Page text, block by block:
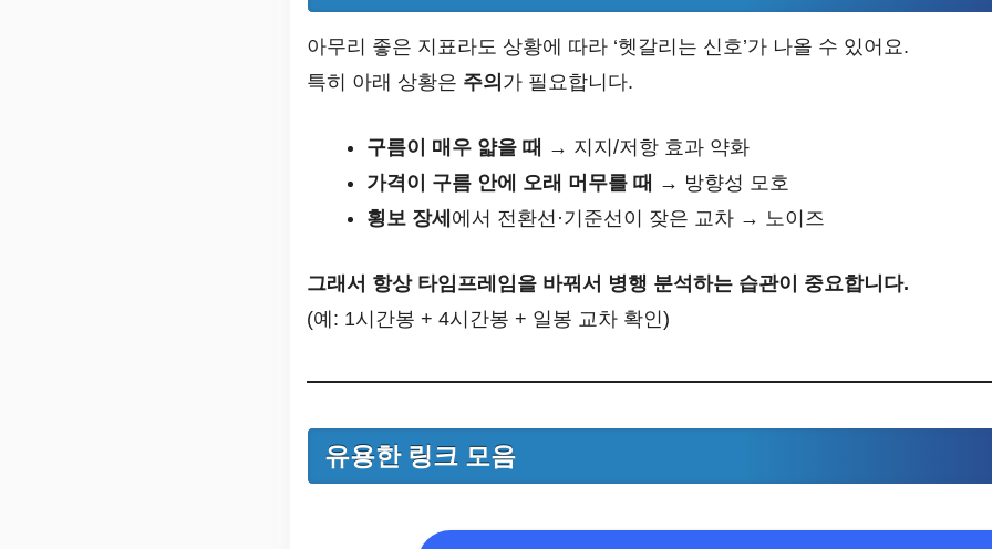
아무리 좋은 지표라도 상황에 따라 ‘헷갈리는 신호’가 나올 수 있어요.
특히 아래 상황은 주의 가 필요합니다.
구름이 매우 얇을 때 → 지지/저항 효과 약화
가격이 구름 안에 오래 머무를 때 → 방향성 모호
횡보 장세 에서 전환선·기준선이 잦은 교차 → 노이즈
그래서 항상 타임프레임을 바꿔서 병행 분석하는 습관이 중요합니다.
(예: 1시간봉 + 4시간봉 + 일봉 교차 확인)
유용한 링크 모음